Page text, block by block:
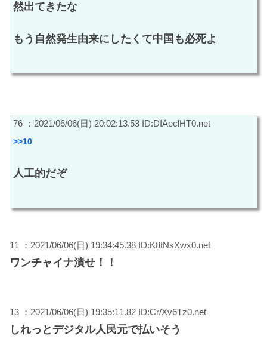
然出てきたな
もう自然発生由来にしたくて中国も必死よ
76 ：2021/06/06(日) 20:02:13.53 ID:DIAeclHT0.net
>>10
人工的だぞ
11 ：2021/06/06(日) 19:34:45.38 ID:K8tNsXwx0.net
ワンチャイナ潰せ！！
13 ：2021/06/06(日) 19:35:11.82 ID:Cr/Xv6Tz0.net
しれっとデジタル人民元で払いそう